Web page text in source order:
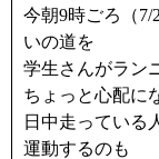
今朝9時ごろ（
いの道を
学生さんがラン
ちょっと心配に
日中走っている
運動するのも